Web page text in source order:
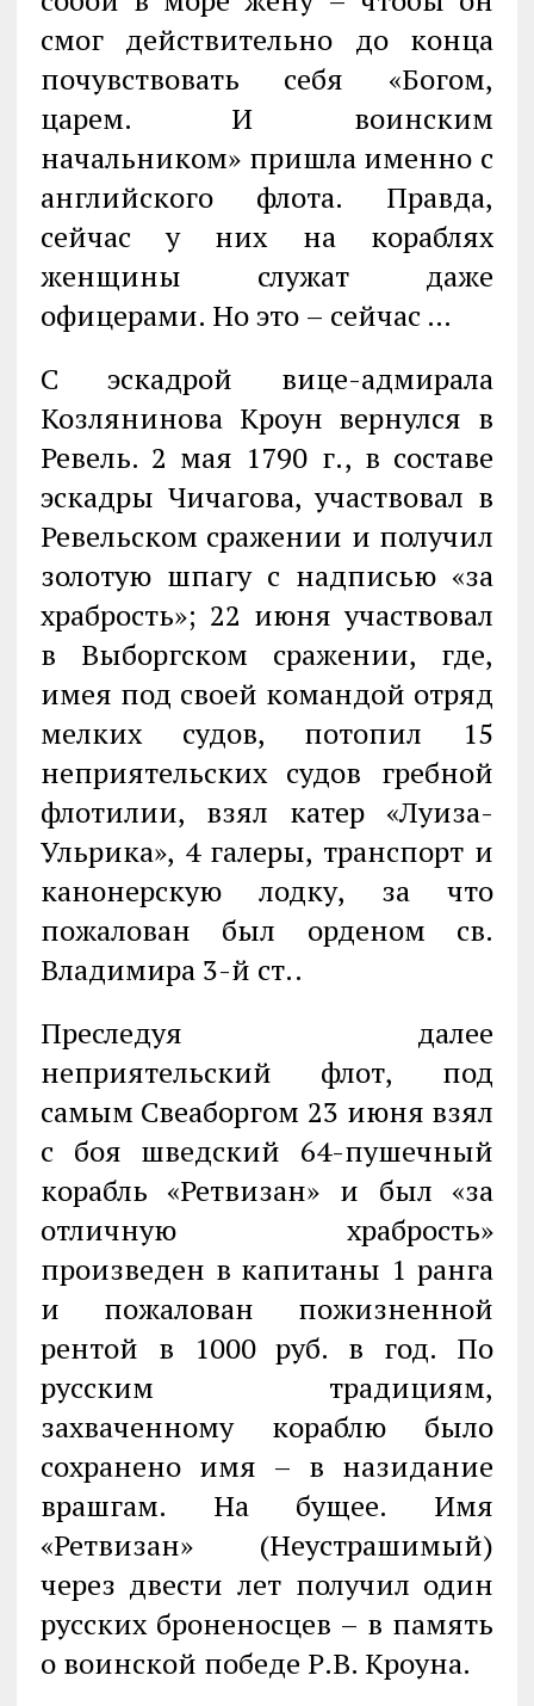
смог действительно до конца
почувствовать себя «Богом,
царем. И воинским
начальником» пришла именно с
английского флота. Правда,
сейчас у них на кораблях
женщины служат даже
офицерами. Но это – сейчас …
С эскадрой вице-адмирала
Козлянинова Кроун вернулся в
Ревель. 2 мая 1790 г., в составе
эскадры Чичагова, участвовал в
Ревельском сражении и получил
золотую шпагу с надписью «за
храбрость»; 22 июня участвовал
в Выборгском сражении, где,
имея под своей командой отряд
мелких судов, потопил 15
неприятельских судов гребной
флотилии, взял катер «Луиза-
Ульрика», 4 галеры, транспорт и
канонерскую лодку, за что
пожалован был орденом св.
Владимира 3-й ст..
Преследуя далее
неприятельский флот, под
самым Свеаборгом 23 июня взял
с боя шведский 64-пушечный
корабль «Ретвизан» и был «за
отличную храбрость»
произведен в капитаны 1 ранга
и пожалован пожизненной
рентой в 1000 руб. в год. По
русским традициям,
захваченному кораблю было
сохранено имя – в назидание
врашгам. На бущее. Имя
«Ретвизан» (Неустрашимый)
через двести лет получил один
русских броненосцев – в память
о воинской победе Р.В. Кроуна.